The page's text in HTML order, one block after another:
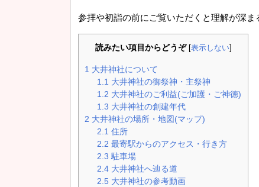
参拝や初詣の前にご覧いただくと理解が深ま
読みたい項目からどうぞ [表示しない]
1 大井神社について
1.1 大井神社の御祭神・主祭神
1.2 大井神社のご利益(ご加護・ご神徳)
1.3 大井神社の創建年代
2 大井神社の場所・地図(マップ)
2.1 住所
2.2 最寄駅からのアクセス・行き方
2.3 駐車場
2.4 大井神社へ辿る道
2.5 大井神社の参考動画